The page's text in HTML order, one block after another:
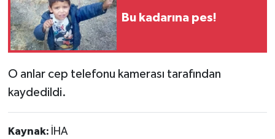
Bu kadarına pes!
O anlar cep telefonu kamerası tarafından
kaydedildi.
Kaynak: İHA